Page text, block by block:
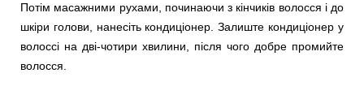
Потім масажними рухами, починаючи з кінчиків волосся і до
шкіри голови, нанесіть кондиціонер. Залиште кондиціонер у
волоссі на дві-чотири хвилини, після чого добре промийте
волосся.